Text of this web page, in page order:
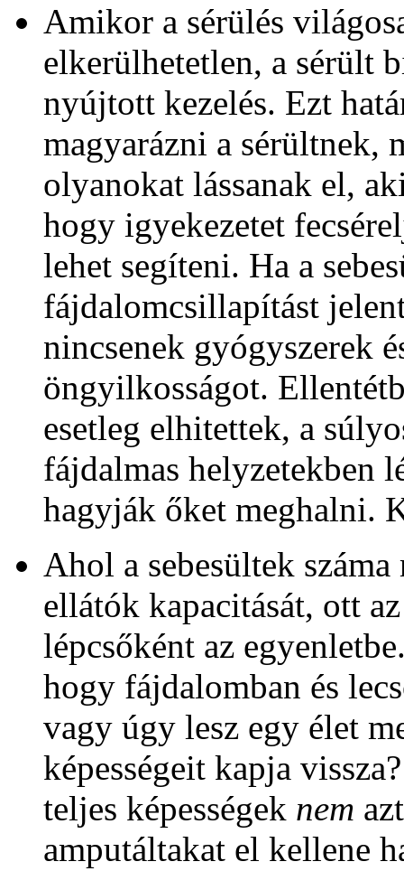
Amikor a sérülés
elkerülhetetlen, a sérült
nyújtott kezelés. Ezt
magyarázni a sérültnek,
olyanokat lássanak el,
hogy igyekezetet
lehet segíteni. Ha a
fájdalomcsillapítást
nincsenek gyógyszerek
öngyilkosságot.
esetleg elhitettek, a
fájdalmas helyzetekben
hagyják őket meghalni.
Ahol a sebesültek
ellátók kapacitását, ott
lépcsőként az
hogy fájdalomban és
vagy úgy lesz egy élet
képességeit kapja
teljes képességek nem
amputáltakat el kellene